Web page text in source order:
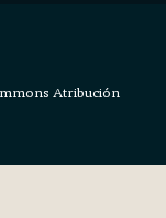
Atribución